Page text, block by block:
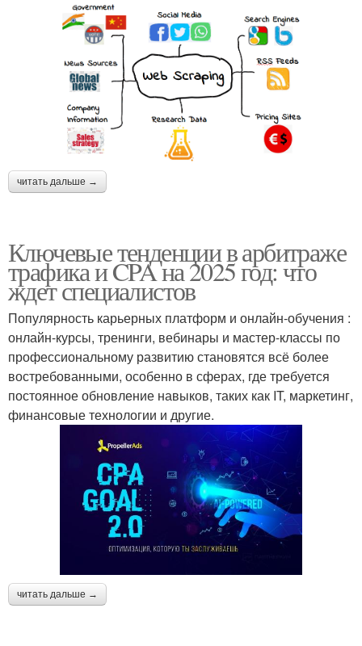
читать дальше →
Ключевые тенденции в арбитраже
трафика и CPA на 2025 год: что
ждет специалистов
Популярность карьерных платформ и онлайн-обучения :
онлайн-курсы, тренинги, вебинары и мастер-классы по
профессиональному развитию становятся всё более
востребованными, особенно в сферах, где требуется
постоянное обновление навыков, таких как IT, маркетинг,
финансовые технологии и другие.
читать дальше →